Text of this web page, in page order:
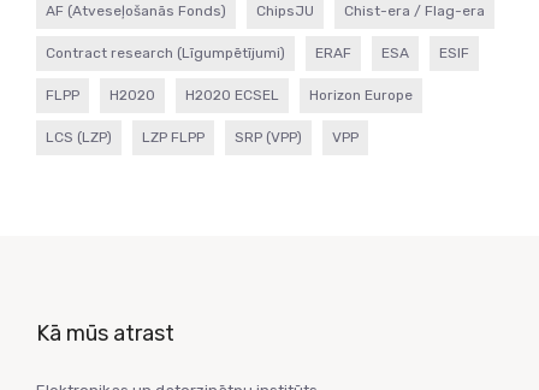
AF (Atveseļošanās Fonds) ChipsJU Chist-era / Flag-era
Contract research (Līgumpētījumi) ERAF ESA ESIF
FLPP H2020 H2020 ECSEL Horizon Europe
LCS (LZP) LZP FLPP SRP (VPP) VPP
Kā mūs atrast